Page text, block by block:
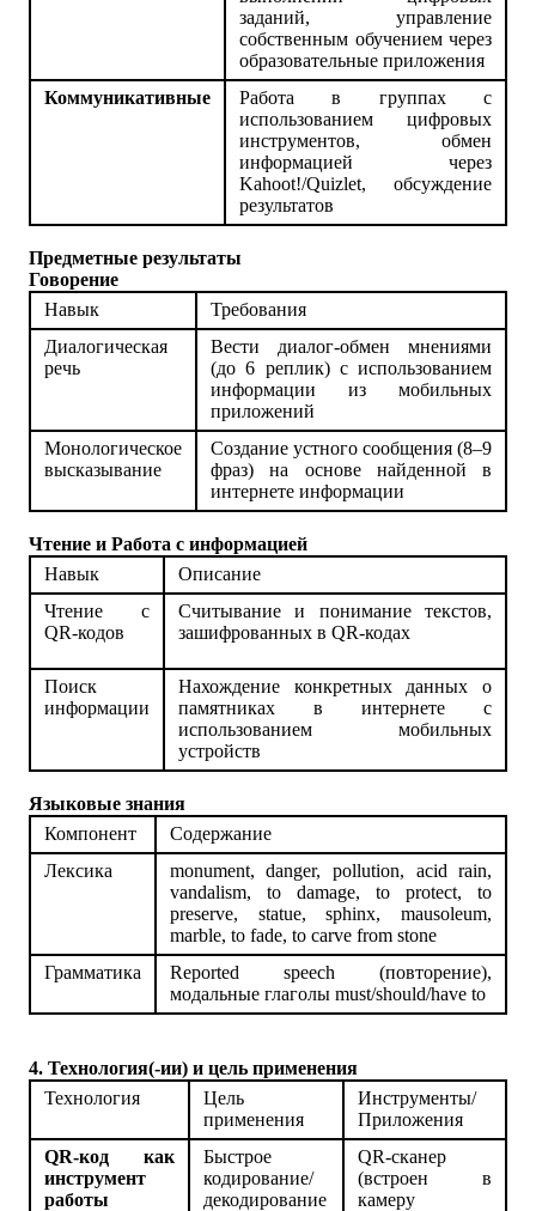
заданий, управление
собственным обучением через
образовательные приложения
Коммуникативные
Работа в группах с
использованием цифровых
инструментов, обмен
информацией через
Kahoot!/Quizlet, обсуждение
результатов
Предметные результаты
Говорение
Навык
Требования
Диалогическая
речь
Вести диалог-обмен мнениями
(до 6 реплик) с использованием
информации из мобильных
приложений
Монологическое
высказывание
Создание устного сообщения (8–9
фраз) на основе найденной в
интернете информации
Чтение и Работа с информацией
Навык
Описание
Чтение с
QR-кодов
Считывание и понимание текстов,
зашифрованных в QR-кодах
Поиск
информации
Нахождение конкретных данных о
памятниках в интернете с
использованием мобильных
устройств
Языковые знания
Компонент
Содержание
Лексика
monument, danger, pollution, acid rain,
vandalism, to damage, to protect, to
preserve, statue, sphinx, mausoleum,
marble, to fade, to carve from stone
Грамматика
Reported speech (повторение),
модальные глаголыmust/should/have to
4. Технология(-ии) и цель применения
Технология
Цель
применения
Инструменты/
Приложения
QR-код как
инструмент
работы
Быстрое
кодирование/
декодирование
QR-сканер
(встроен в
камеру